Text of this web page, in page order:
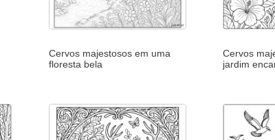
Cervos majestosos em uma
floresta bela
Cervos
jardim